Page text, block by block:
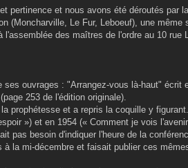
pertinence et nous avons été déroutés par
(Moncharville, Le Fur, Leboeuf), une même
des maîtres de l'ordre au 10 rue
ouvrages : "Arrangez-vous là-haut" écrit
253 de l'édition originale).
prophétesse et a repris la coquille y
») et en 1954 (« Comment je vois l'avenir
pas besoin d'indiquer l'heure de la
la mi-décembre et faisait publier ces